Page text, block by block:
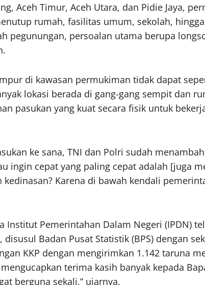
Aceh Timur, Aceh Utara, dan Pidie Jaya,
rumah, fasilitas umum, sekolah,
pegunungan, persoalan utama berupa
di kawasan permukiman tidak dapat
lokasi berada di gang-gang sempit dan
pasukan yang kuat secara fisik untuk
ke sana, TNI dan Polri sudah
ingin cepat yang paling cepat adalah [juga
Karena di bawah kendali
Institut Pemerintahan Dalam Negeri (IPDN)
Badan Pusat Statistik (BPS) dengan
KKP dengan mengirimkan 1.142 taruna
terima kasih banyak kepada
berguna sekali,” ujarnya.